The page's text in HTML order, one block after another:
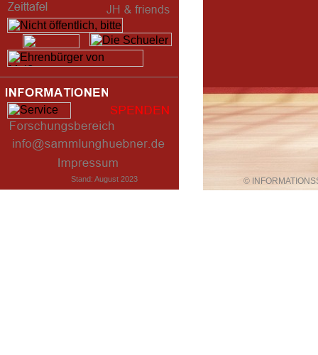
Stand: August 2023 ©